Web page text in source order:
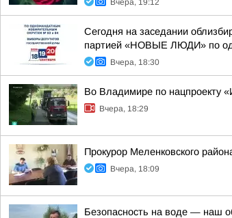
Вчера, 19:12
Сегодня на заседании
партией «НОВЫЕ ЛЮДИ» по
Вчера, 18:30
Во Владимире по нацпроекту
Вчера, 18:29
Прокурор Меленковского
Вчера, 18:09
Безопасность на воде — наш